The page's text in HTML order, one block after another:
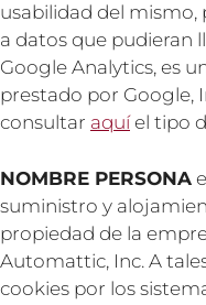
usabilidad del mismo,
a datos que pudieran
Google Analytics, es
prestado por Google,
consultar aquíel tipo
NOMBRE PERSONA
suministro y
propiedad de la
Automattic, Inc. A
cookies por los